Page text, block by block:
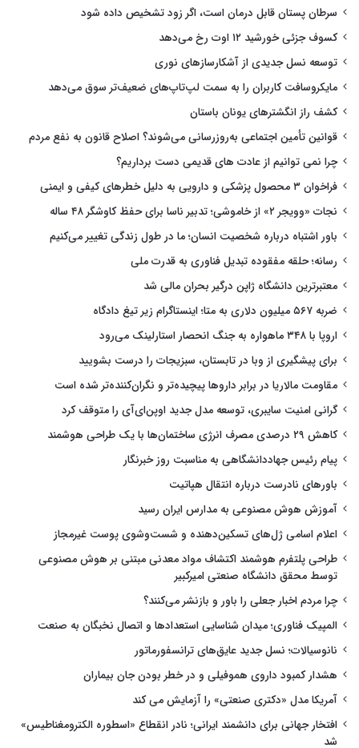
سرطان پستان قابل درمان است، اگر زود تشخیص داده شود
کسوف جزئی خورشید ۱۲ اوت رخ می‌دهد
توسعه نسل جدیدی از آشکارسازهای نوری
مایکروسافت کاربران را به سمت لپ‌تاپ‌های ضعیف‌تر سوق می‌دهد
کشف راز انگشترهای یونان باستان
قوانین تأمین اجتماعی به‌روزرسانی می‌شوند؟ اصلاح قانون به نفع مردم
چرا نمی توانیم از عادت های قدیمی دست برداریم؟
فراخوان ۳ محصول پزشکی و دارویی به دلیل خطرهای کیفی و ایمنی
نجات «وویجر ۲» از خاموشی؛ تدبیر ناسا برای حفظ کاوشگر ۴۸ ساله
باور اشتباه درباره شخصیت انسان؛ ما در طول زندگی تغییر می‌کنیم
رسانه؛ حلقه مفقوده تبدیل فناوری به قدرت ملی
معتبرترین دانشگاه ژاپن درگیر بحران مالی شد
ضربه ۵۶۷ میلیون دلاری به متا؛ اینستاگرام زیر تیغ دادگاه
اروپا با ۳۴۸ ماهواره به جنگ انحصار استارلینک می‌رود
برای پیشگیری از وبا در تابستان، سبزیجات را درست بشویید
مقاومت مالاریا در برابر داروها پیچیده‌تر و نگران‌کننده‌تر شده است
گرانی امنیت سایبری، توسعه مدل جدید اوپن‌ای‌آی را متوقف کرد
کاهش ۲۹ درصدی مصرف انرژی ساختمان‌ها با یک طراحی هوشمند
پیام رئیس جهاددانشگاهی به مناسبت روز خبرنگار
باورهای نادرست درباره انتقال هپاتیت
آموزش هوش مصنوعی به مدارس ایران رسید
اعلام اسامی ژل‌های تسکین‌دهنده و شست‌وشوی پوست غیرمجاز
طراحی پلتفرم هوشمند اکتشاف مواد معدنی مبتنی بر هوش مصنوعی
توسط محقق دانشگاه صنعتی امیرکبیر
چرا مردم اخبار جعلی را باور و بازنشر می‌کنند؟
المپیک فناوری؛ میدان شناسایی استعدادها و اتصال نخبگان به صنعت
نانوسیالات؛ نسل جدید عایق‌های ترانسفورماتور
هشدار کمبود داروی هموفیلی و در خطر بودن جان بیماران
آمریکا مدل «دکتری صنعتی» را آزمایش می کند
افتخار جهانی برای دانشمند ایرانی؛ نادر انقطاع «اسطوره الکترومغناطیس»
شد